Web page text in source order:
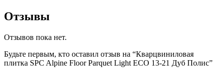
Отзывы
Отзывов пока нет.
Будьте первым, кто оставил отзыв на “Кварцвиниловая
плитка SPC Alpine Floor Parquet Light ECO 13-21 Дуб Полис”